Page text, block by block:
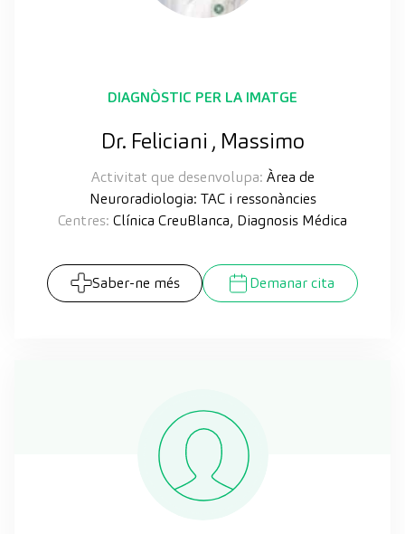
DIAGNÒSTIC PER LA IMATGE
Dr. Feliciani , Massimo
Activitat que desenvolupa: Àrea de
Neuroradiologia: TAC i ressonàncies
Centres: Clínica CreuBlanca, Diagnosis Médica
Saber-ne més Demanar cita